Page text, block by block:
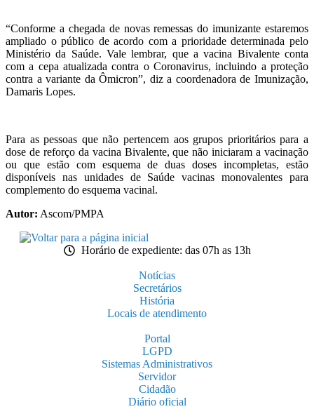
“Conforme a chegada de novas remessas do imunizante estaremos
ampliado o público de acordo com a prioridade determinada pelo
Ministério da Saúde. Vale lembrar, que a vacina Bivalente conta
com a cepa atualizada contra o Coronavirus, incluindo a proteção
contra a variante da Ômicron”, diz a coordenadora de Imunização,
Damaris Lopes.
Para as pessoas que não pertencem aos grupos prioritários para a
dose de reforço da vacina Bivalente, que não iniciaram a vacinação
ou que estão com esquema de duas doses incompletas, estão
disponíveis nas unidades de Saúde vacinas monovalentes para
complemento do esquema vacinal.
Autor: Ascom/PMPA
Horário de expediente: das 07h as 13h
Notícias
Secretários
História
Locais de atendimento
Portal
LGPD
Sistemas Administrativos
Servidor
Cidadão
Diário oficial